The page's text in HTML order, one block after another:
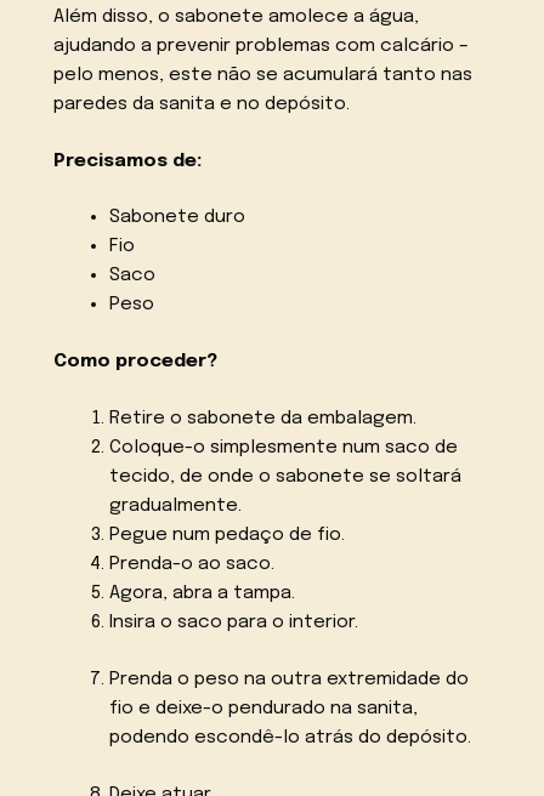
Além disso, o sabonete amolece a água,
ajudando a prevenir problemas com calcário –
pelo menos, este não se acumulará tanto nas
paredes da sanita e no depósito.
Precisamos de:
Sabonete duro
Fio
Saco
Peso
Como proceder?
Retire o sabonete da embalagem.
Coloque-o simplesmente num saco de
tecido, de onde o sabonete se soltará
gradualmente.
Pegue num pedaço de fio.
Prenda-o ao saco.
Agora, abra a tampa.
Insira o saco para o interior.
Prenda o peso na outra extremidade do
fio e deixe-o pendurado na sanita,
podendo escondê-lo atrás do depósito.